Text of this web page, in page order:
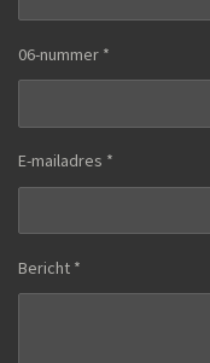
06-nummer *
E-mailadres *
Bericht *